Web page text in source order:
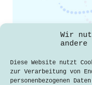
Wir
andere
Diese Website nutzt
zur Verarbeitung von
personenbezogenen
DNA-Test-Kits –
Maria-
31. Mai